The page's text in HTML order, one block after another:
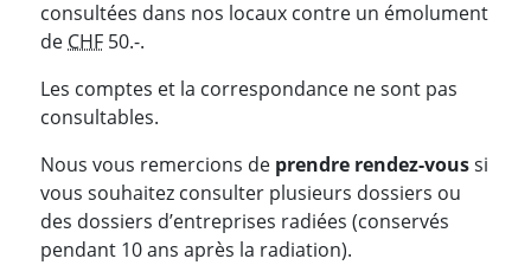
consultées dans nos locaux contre un émolument
deCHF 50.-.
Les comptes et la correspondance ne sont pas
consultables.
Nous vous remercions de prendre rendez-voussi
vous souhaitez consulter plusieurs dossiers ou
des dossiers d’entreprises radiées (conservés
pendant 10 ans après la radiation).